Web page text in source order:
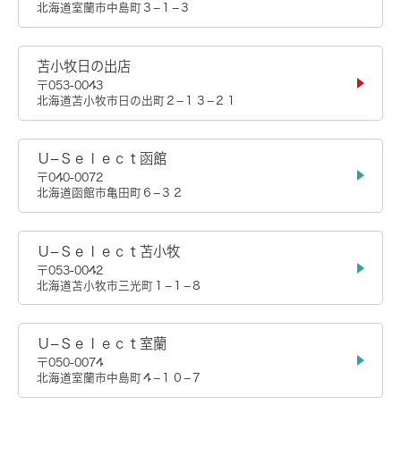
北海道室蘭市中島町３−１−３
苫小牧日の出店
〒053-0043
北海道苫小牧市日の出町２−１３−２１
Ｕ−Ｓｅｌｅｃｔ函館
〒040-0072
北海道函館市亀田町６−３２
Ｕ−Ｓｅｌｅｃｔ苫小牧
〒053-0042
北海道苫小牧市三光町１−１−８
Ｕ−Ｓｅｌｅｃｔ室蘭
〒050-0074
北海道室蘭市中島町４−１０−７